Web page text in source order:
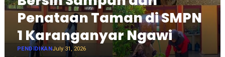
Penataan Taman di SMPN
1 Karanganyar Ngawi
PENDIDIKANJuly 31, 2026